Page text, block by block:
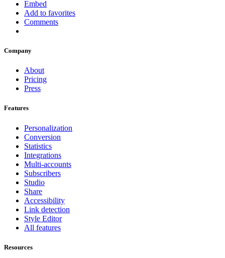
Embed
Add to favorites
Comments
Company
About
Pricing
Press
Features
Personalization
Conversion
Statistics
Integrations
Multi-accounts
Subscribers
Studio
Share
Accessibility
Link detection
Style Editor
All features
Resources